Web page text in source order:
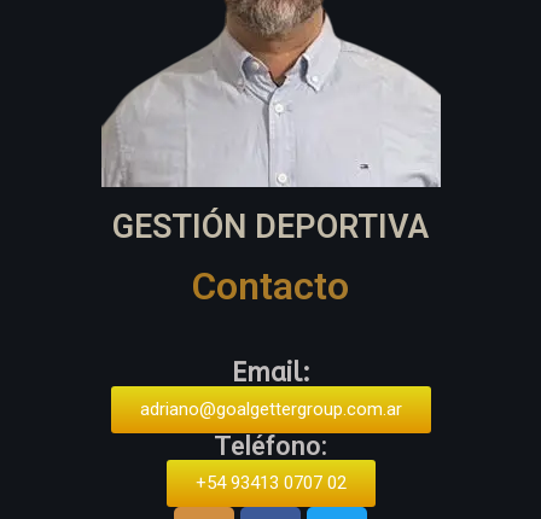
GESTIÓN DEPORTIVA
Contacto
Email:
adriano@goalgettergroup.com.ar
Teléfono:
+54 93413 0707 02